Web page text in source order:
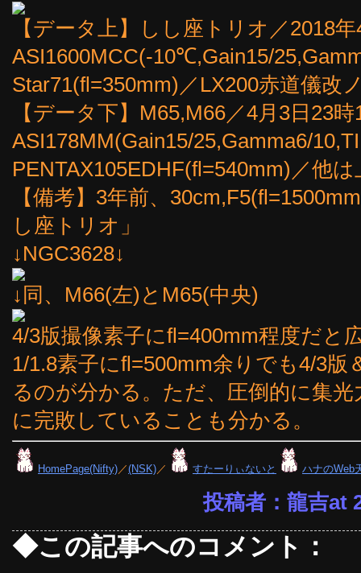
【データ上】しし座トリオ／2018
ASI1600MCC(-10℃,Gain15/
Star71(fl=350mm)／LX200赤道儀改
【データ下】M65,M66／4月3日23
ASI178MM(Gain15/25,Gamma6/
PENTAX105EDHF(fl=540mm)／他
【備考】3年前、
し座トリオ」
↓NGC3628↓
↓同、M66(左)とM65(中央)
4/3版撮像素子にfl=400mm程度だと
1/1.8素子にfl=500mm余りでも4/3
るのが分かる。ただ、圧倒的に集
に完敗していることも分かる。
HomePage(Nifty)／(NSK)／ すたーりぃないと ハナのWeb
投稿者：龍吉at
◆この記事へのコメント：